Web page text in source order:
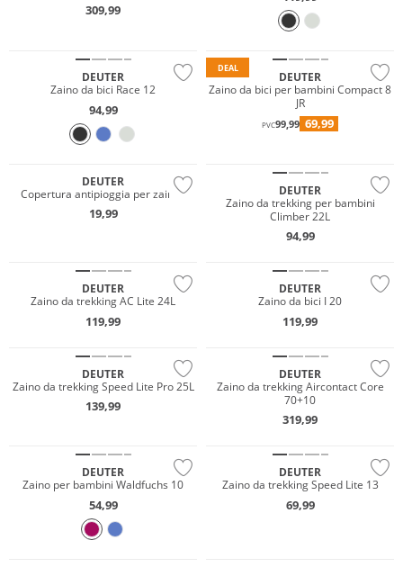
309,99
DEUTER
Zaino da bici Race 12
94,99
DEAL
DEUTER
Zaino da bici per bambini Compact 8
JR
PVC99,99 69,99
Resistente all'acqua
DEUTER
Copertura antipioggia per zaino I
19,99
DEUTER
Zaino da trekking per bambini
Climber 22L
94,99
DEUTER
Zaino da trekking AC Lite 24L
119,99
DEUTER
Zaino da bici I 20
119,99
DEUTER
Zaino da trekking Speed Lite Pro 25L
139,99
DEUTER
Zaino da trekking Aircontact Core
70+10
319,99
DEUTER
Zaino per bambini Waldfuchs 10
54,99
DEUTER
Zaino da trekking Speed Lite 13
69,99